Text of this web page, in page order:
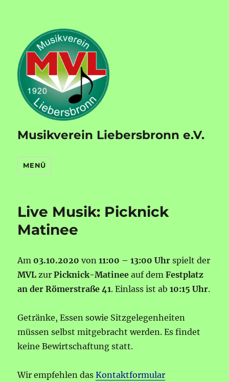
Musikverein Liebersbronn e.V.
MENÜ
Live Musik: Picknick
Matinee
Am 03.10.2020 von 11:00 – 13:00 Uhr spielt der
MVLzurPicknick-Matinee auf demFestplatz
an der Römerstraße 41. Einlass ist ab10:15 Uhr.
Getränke, Essen sowie Sitzgelegenheiten
müssen selbst mitgebracht werden. Es findet
keine Bewirtschaftung statt.
Wir empfehlen dasKontaktformular